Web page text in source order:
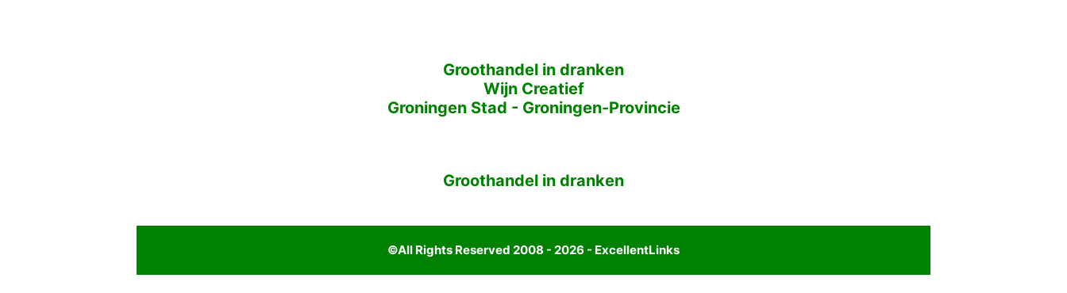
Groothandel in dranken
Wijn Creatief
Groningen Stad - Groningen-Provincie
Groothandel in dranken
©All Rights Reserved 2008 - 2026 - ExcellentLinks